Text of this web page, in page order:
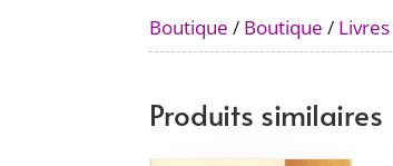
Boutique / Boutique / Livres
Produits similaires